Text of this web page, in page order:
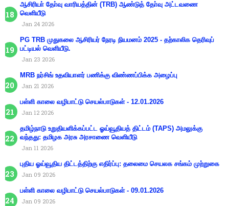
ஆசிரியா் தோ்வு வாரியத்தின் (TRB) ஆண்டுத் தோ்வு அட்டவணை
வெளியீடு
Jan 24 2026
PG TRB முதுகலை ஆசிரியர் நேரடி நியமனம் 2025 - தற்காலிக தெரிவுப்
பட்டியல் வெளியீடு.
Jan 23 2026
MRB நர்சிங் உதவியாளர் பணிக்கு விண்ணப்பிக்க அழைப்பு
Jan 21 2026
பள்ளி காலை வழிபாட்டு செயல்பாடுகள் - 12.01.2026
Jan 12 2026
தமிழ்நாடு உறுதியளிக்கப்பட்ட ஓய்வூதியத் திட்டம் (TAPS) அமலுக்கு
வந்தது: தமிழக அரசு அரசாணை வெளியீடு
Jan 11 2026
புதிய ஓய்வூதிய திட்டத்திற்கு எதிர்ப்பு: தலைமை செயலக சங்கம் முற்றுகை
Jan 09 2026
பள்ளி காலை வழிபாட்டு செயல்பாடுகள் - 09.01.2026
Jan 09 2026